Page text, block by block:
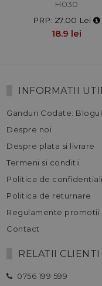
H030
PRP: 27.00 Lei
18.9 lei
INFORMATII
Ganduri Codate: Blogul
Despre noi
Despre plata si livrare
Termeni si conditii
Politica de
Politica de returnare
Regulamente promotii
Contact
RELATII CLIENTI
0756 199 599